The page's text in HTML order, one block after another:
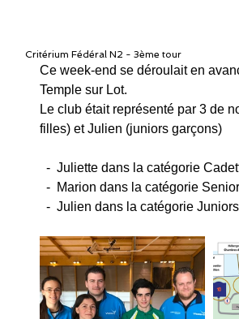
Critérium Fédéral N2 - 3ème tour
Ce week-end se déroulait en
Temple sur Lot.
Le club était représenté par 3 de
filles) et Julien (juniors garçons)
-  Juliette dans la catégorie
-  Marion dans la catégorie
-  Julien dans la catégorie